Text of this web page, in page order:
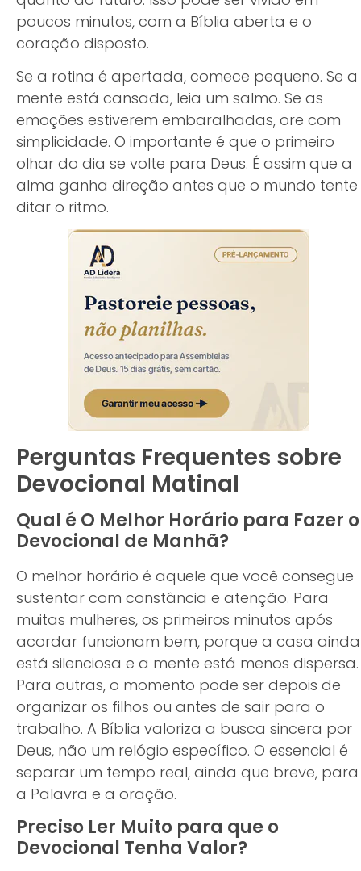
poucos minutos, com a Bíblia aberta e o
coração disposto.
Se a rotina é apertada, comece pequeno. Se a
mente está cansada, leia um salmo. Se as
emoções estiverem embaralhadas, ore com
simplicidade. O importante é que o primeiro
olhar do dia se volte para Deus. É assim que a
alma ganha direção antes que o mundo tente
ditar o ritmo.
Perguntas Frequentes sobre
Devocional Matinal
Qual é O Melhor Horário para Fazer o
Devocional de Manhã?
O melhor horário é aquele que você consegue
sustentar com constância e atenção. Para
muitas mulheres, os primeiros minutos após
acordar funcionam bem, porque a casa ainda
está silenciosa e a mente está menos dispersa.
Para outras, o momento pode ser depois de
organizar os filhos ou antes de sair para o
trabalho. A Bíblia valoriza a busca sincera por
Deus, não um relógio específico. O essencial é
separar um tempo real, ainda que breve, para
a Palavra e a oração.
Preciso Ler Muito para que o
Devocional Tenha Valor?